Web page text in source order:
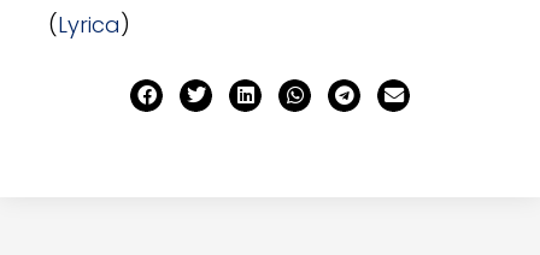
(Lyrica)